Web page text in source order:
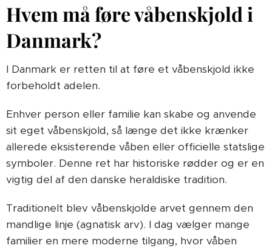
Hvem må føre våbenskjold i
Danmark?
I Danmark er retten til at føre et våbenskjold ikke
forbeholdt adelen.
Enhver person eller familie kan skabe og anvende
sit eget våbenskjold, så længe det ikke krænker
allerede eksisterende våben eller officielle statslige
symboler. Denne ret har historiske rødder og er en
vigtig del af den danske heraldiske tradition.
Traditionelt blev våbenskjolde arvet gennem den
mandlige linje (agnatisk arv). I dag vælger mange
familier en mere moderne tilgang, hvor våben